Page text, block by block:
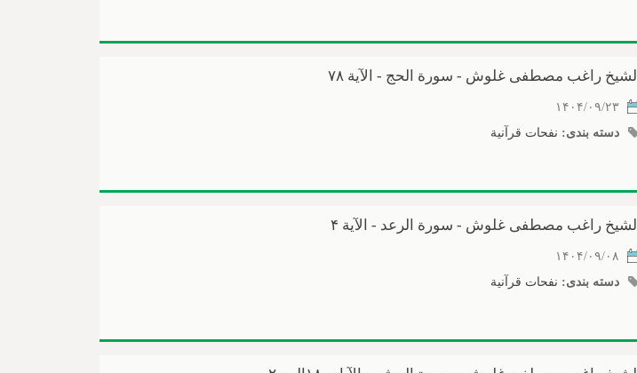
الشیخ راغب مصطفی غلوش - سورة الحج - الآیة ۷۸
۱۴۰۴/۰۹/۲۳
دسته بندی: نفحات قرآنیة
الشیخ راغب مصطفی غلوش - سورة الرعد - الآیة ۴
۱۴۰۴/۰۹/۰۸
دسته بندی: نفحات قرآنیة